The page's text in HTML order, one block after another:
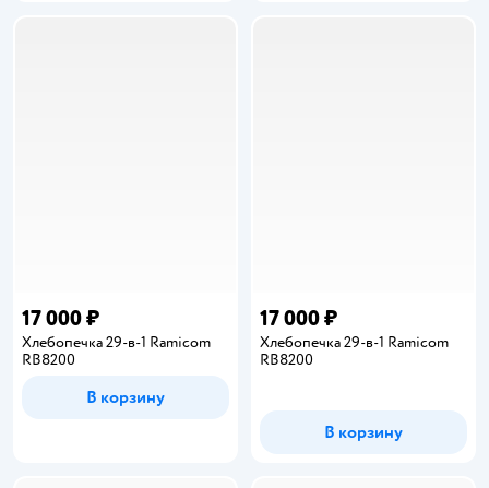
17 000 ₽
Хлебопечка 29-в-1 Ramicom
RB8200
В корзину
17 000 ₽
Хлебопечка 29-в-1 Ramicom
RB8200
В корзину